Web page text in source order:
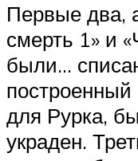
Первые два,
смерть 1» и
были…
для Рурка,
украден.